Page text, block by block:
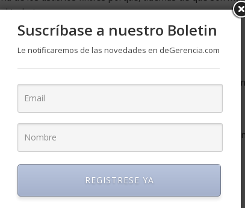
trabajo.
teclado y un mouse de tamaño normal.
buen tiempo, así que tendremos que quedarnos con
vida útil, como las PC que no pueden actualizarse a
cinco años para iOS y Mac. Microsoft también ofrece
depende del fabricante del dispositivo, no de
los fabricantes de equipo original a entregar soporte y
anticuados, pero que siguen usándose, puedan
Suscríbase a nuestro Boletin
Le notificaremos de las novedades en deGerencia.com
REGISTRESE YA